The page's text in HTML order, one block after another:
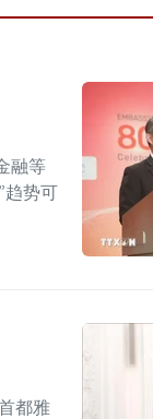
融等
趋势可
都雅